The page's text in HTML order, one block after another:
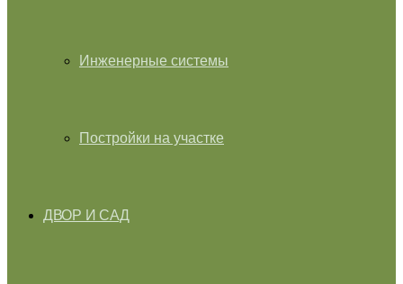
Инженерные системы
Постройки на участке
ДВОР И САД